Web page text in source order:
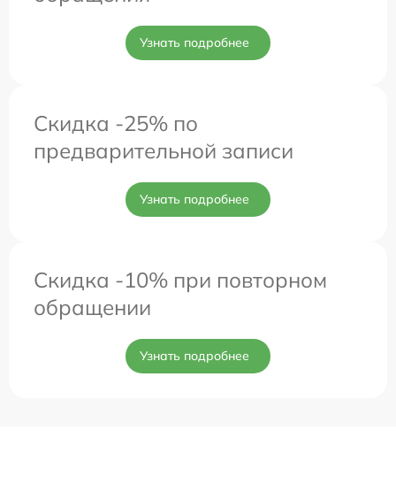
Узнать подробнее
Скидка -25% по
предварительной записи
Узнать подробнее
Скидка -10% при повторном
обращении
Узнать подробнее